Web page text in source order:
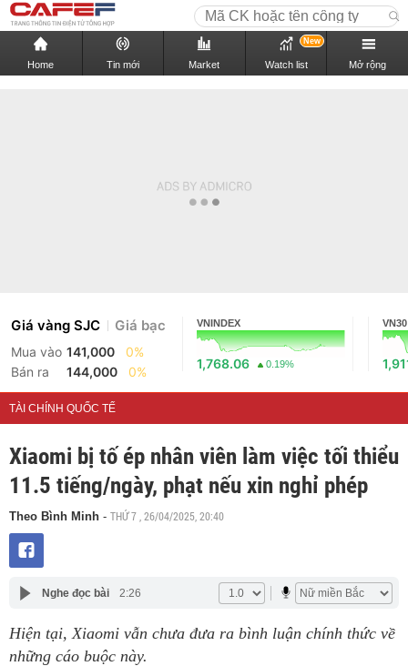
Home Tin mới Market Watch list
New
Mở rộng
Giá vàng SJC Giá bạc
Mua vào 141,000
0%
Bán ra
144,000 0%
VNINDEX
1,768.06 0.19%
VN30
TÀI CHÍNH QUỐC TẾ
Xiaomi bị tố ép nhân viên làm việc tối thiểu
11.5 tiếng/ngày, phạt nếu xin nghỉ phép
Theo Bình Minh - THỨ 7 , 26/04/2025, 20:40
Nghe đọc bài 2:26
Hiện tại, Xiaomi vẫn chưa đưa ra bình luận chính thức về
những cáo buộc này.